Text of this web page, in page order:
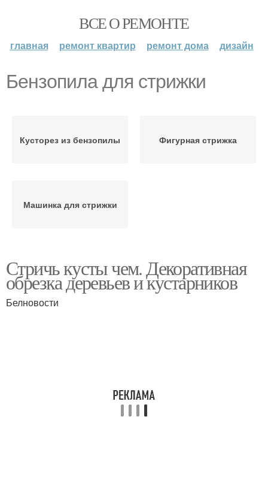
ВСЕ О РЕМОНТЕ
главная ремонт квартир ремонт дома дизайн
Бензопила для стрижки
Кусторез из бензопилы Фигурная стрижка
Машинка для стрижки
Стричь кусты чем. Декоративная
обрезка деревьев и кустарников
Белновости